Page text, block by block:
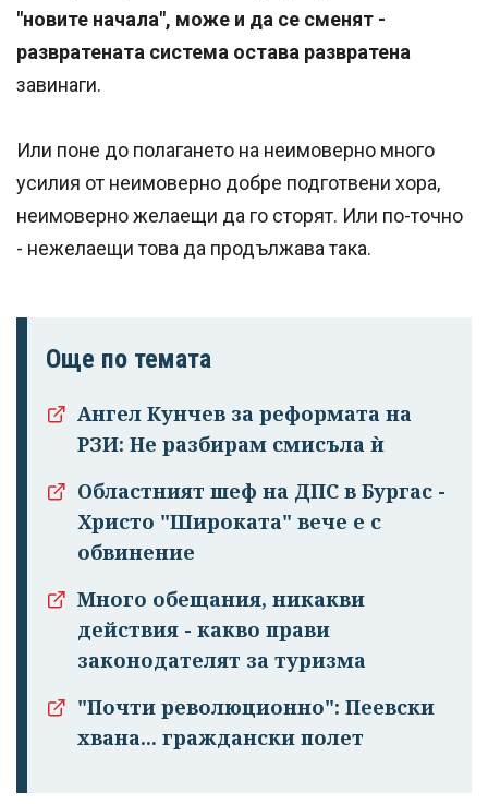
"новите начала", може и да се сменят -
развратената система остава развратена
завинаги.
Или поне до полагането на неимоверно много
усилия от неимоверно добре подготвени хора,
неимоверно желаещи да го сторят. Или по-точно
- нежелаещи това да продължава така.
Още по темата
Ангел Кунчев за реформата на
РЗИ: Не разбирам смисъла ѝ
Областният шеф на ДПС в Бургас -
Христо "Широката" вече е с
обвинение
Много обещания, никакви
действия - какво прави
законодателят за туризма
"Почти революционно": Пеевски
хвана... граждански полет